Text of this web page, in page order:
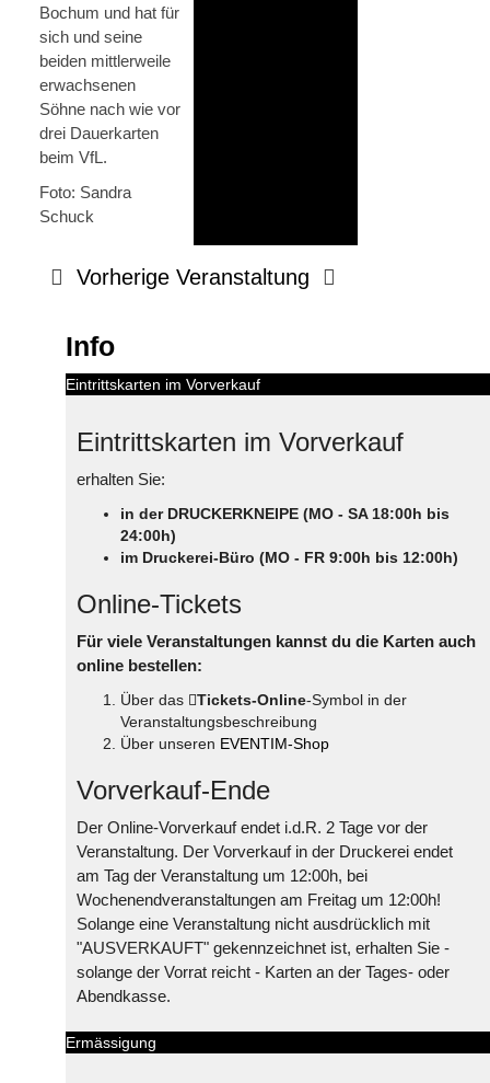
Bochum und hat für
sich und seine
beiden mittlerweile
erwachsenen
Söhne nach wie vor
drei Dauerkarten
beim VfL.
Foto: Sandra
Schuck
Vorherige Veranstaltung
Info
Eintrittskarten im Vorverkauf
Eintrittskarten im Vorverkauf
erhalten Sie:
in der DRUCKERKNEIPE (MO - SA 18:00h bis
24:00h)
im Druckerei-Büro (MO - FR 9:00h bis 12:00h)
Online-Tickets
Für viele Veranstaltungen kannst du die Karten auch
online bestellen:
Über das Tickets-Online-Symbol in der
Veranstaltungsbeschreibung
Über unseren EVENTIM-Shop
Vorverkauf-Ende
Der Online-Vorverkauf endet i.d.R. 2 Tage vor der
Veranstaltung. Der Vorverkauf in der Druckerei endet
am Tag der Veranstaltung um 12:00h, bei
Wochenendveranstaltungen am Freitag um 12:00h!
Solange eine Veranstaltung nicht ausdrücklich mit
"AUSVERKAUFT" gekennzeichnet ist, erhalten Sie -
solange der Vorrat reicht - Karten an der Tages- oder
Abendkasse.
Ermässigung